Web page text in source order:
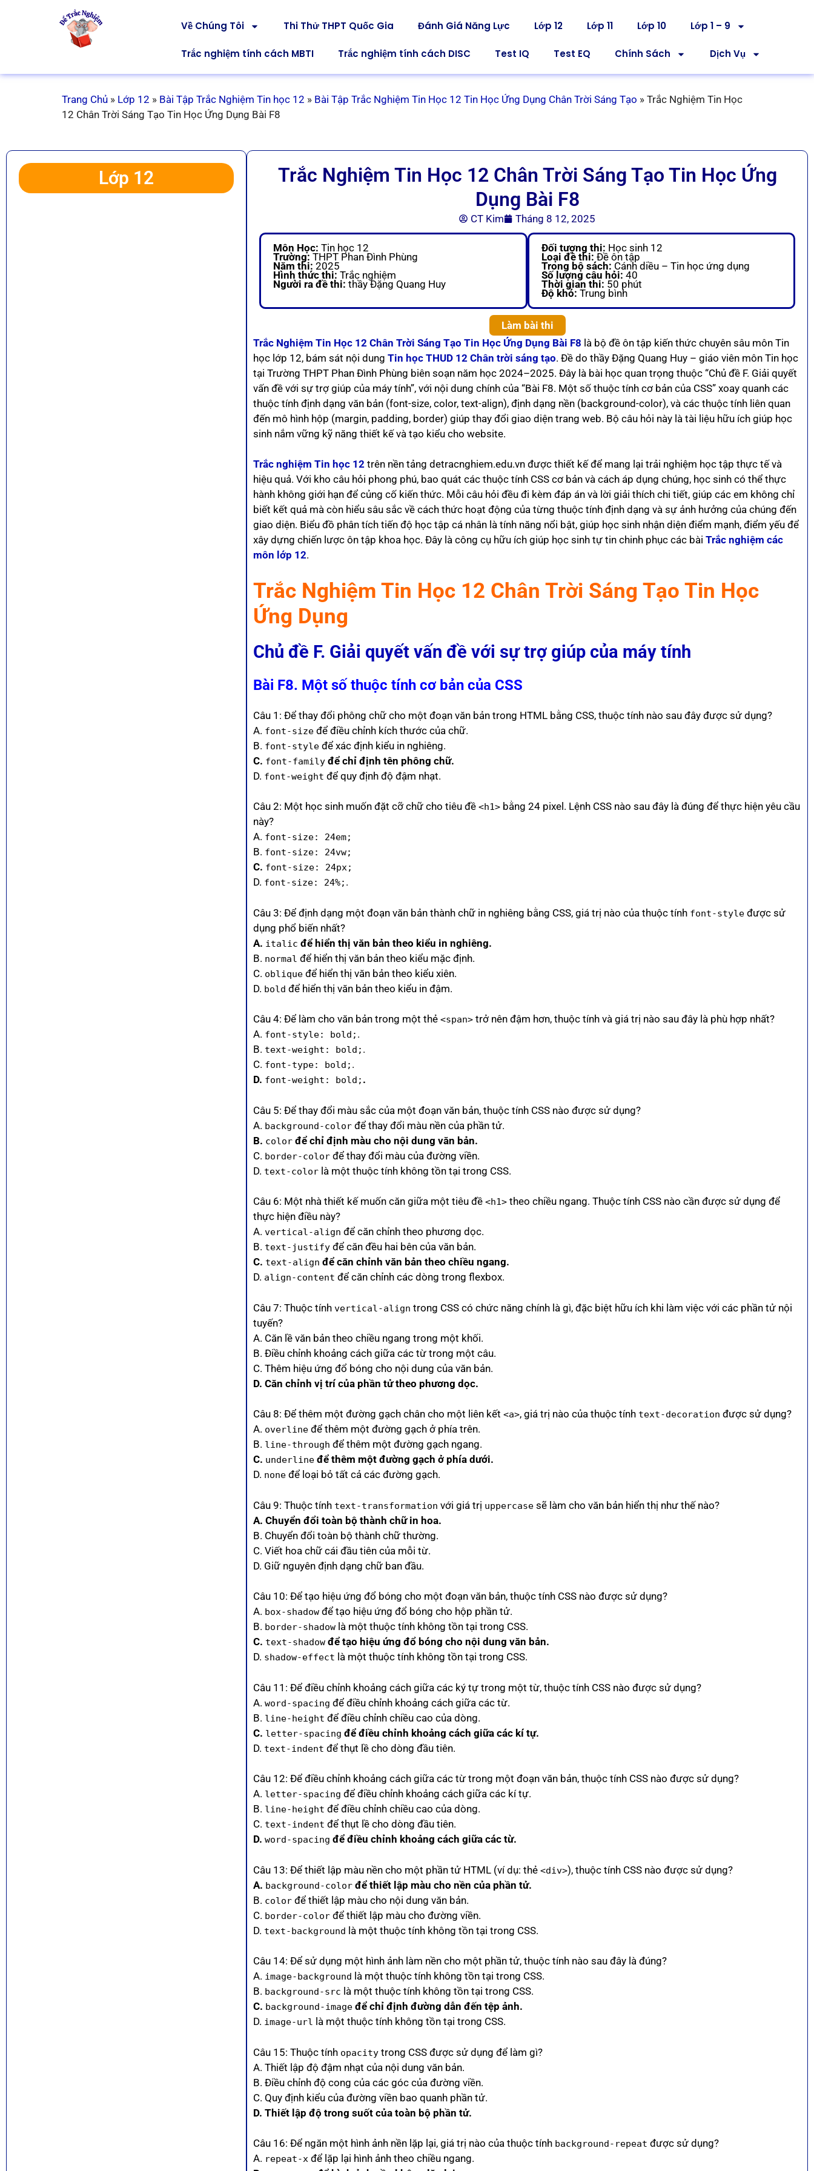
Về Chúng Tôi Thi Thử THPT Quốc Gia Đánh Giá Năng Lực Lớp 12 Lớp 11 Lớp 10 Lớp 1 – 9
Trắc nghiệm tính cách MBTI Trắc nghiệm tính cách DISC Test IQ Test EQ Chính Sách Dịch Vụ
Trang Chủ » Lớp 12 » Bài Tập Trắc Nghiệm Tin học 12 » Bài Tập Trắc Nghiệm Tin Học 12 Tin Học Ứng Dụng Chân Trời Sáng Tạo » Trắc Nghiệm Tin Học
12 Chân Trời Sáng Tạo Tin Học Ứng Dụng Bài F8
Lớp 12
Trắc Nghiệm Tin Học 12 Chân Trời Sáng Tạo Tin Học Ứng
Dụng Bài F8
CT Kim Tháng 8 12, 2025
Môn Học:Tin học 12
Trường: THPT Phan Đình Phùng
Năm thi:2025
Hình thức thi:Trắc nghiệm
Người ra đề thi:thầy Đặng Quang Huy
Đối tượng thi: Học sinh 12
Loại đề thi: Đề ôn tập
Trong bộ sách: Cánh diều – Tin học ứng dụng
Số lượng câu hỏi: 40
Thời gian thi: 50 phút
Độ khó: Trung bình
Làm bài thi
Trắc Nghiệm Tin Học 12 Chân Trời Sáng Tạo Tin Học Ứng Dụng Bài F8 là bộ đề ôn tập kiến thức chuyên sâu môn Tin
học lớp 12, bám sát nội dung Tin học THUD 12 Chân trời sáng tạo. Đề do thầy Đặng Quang Huy – giáo viên môn Tin học
tại Trường THPT Phan Đình Phùng biên soạn năm học 2024–2025. Đây là bài học quan trọng thuộc “Chủ đề F. Giải quyết
vấn đề với sự trợ giúp của máy tính”, với nội dung chính của “Bài F8. Một số thuộc tính cơ bản của CSS” xoay quanh các
thuộc tính định dạng văn bản (font-size, color, text-align), định dạng nền (background-color), và các thuộc tính liên quan
đến mô hình hộp (margin, padding, border) giúp thay đổi giao diện trang web. Bộ câu hỏi này là tài liệu hữu ích giúp học
sinh nắm vững kỹ năng thiết kế và tạo kiểu cho website.
Trắc nghiệm Tin học 12 trên nền tảng detracnghiem.edu.vn được thiết kế để mang lại trải nghiệm học tập thực tế và
hiệu quả. Với kho câu hỏi phong phú, bao quát các thuộc tính CSS cơ bản và cách áp dụng chúng, học sinh có thể thực
hành không giới hạn để củng cố kiến thức. Mỗi câu hỏi đều đi kèm đáp án và lời giải thích chi tiết, giúp các em không chỉ
biết kết quả mà còn hiểu sâu sắc về cách thức hoạt động của từng thuộc tính định dạng và sự ảnh hưởng của chúng đến
giao diện. Biểu đồ phân tích tiến độ học tập cá nhân là tính năng nổi bật, giúp học sinh nhận diện điểm mạnh, điểm yếu để
xây dựng chiến lược ôn tập khoa học. Đây là công cụ hữu ích giúp học sinh tự tin chinh phục các bàiTrắc nghiệm các
môn lớp 12.
Trắc Nghiệm Tin Học 12 Chân Trời Sáng Tạo Tin Học
Ứng Dụng
Chủ đề F. Giải quyết vấn đề với sự trợ giúp của máy tính
Bài F8. Một số thuộc tính cơ bản của CSS
Câu 1: Để thay đổi phông chữ cho một đoạn văn bản trong HTML bằng CSS, thuộc tính nào sau đây được sử dụng?
A. font-size để điều chỉnh kích thước của chữ.
B. font-style để xác định kiểu in nghiêng.
C. font-family để chỉ định tên phông chữ.
D. font-weight để quy định độ đậm nhạt.
Câu 2: Một học sinh muốn đặt cỡ chữ cho tiêu đề<h1> bằng 24 pixel. Lệnh CSS nào sau đây là đúng để thực hiện yêu cầu
này?
A. font-size: 24em;
B. font-size: 24vw;
C. font-size: 24px;
D. font-size: 24%; .
Câu 3: Để định dạng một đoạn văn bản thành chữ in nghiêng bằng CSS, giá trị nào của thuộc tính font-style được sử
dụng phổ biến nhất?
A. italic để hiển thị văn bản theo kiểu in nghiêng.
B. normal để hiển thị văn bản theo kiểu mặc định.
C. oblique để hiển thị văn bản theo kiểu xiên.
D. bold để hiển thị văn bản theo kiểu in đậm.
Câu 4: Để làm cho văn bản trong một thẻ<span> trở nên đậm hơn, thuộc tính và giá trị nào sau đây là phù hợp nhất?
A. font-style: bold; .
B. text-weight: bold; .
C. font-type: bold; .
D. font-weight: bold; .
Câu 5: Để thay đổi màu sắc của một đoạn văn bản, thuộc tính CSS nào được sử dụng?
A. background-color để thay đổi màu nền của phần tử.
B. color để chỉ định màu cho nội dung văn bản.
C. border-color để thay đổi màu của đường viền.
D. text-color là một thuộc tính không tồn tại trong CSS.
Câu 6: Một nhà thiết kế muốn căn giữa một tiêu đề<h1> theo chiều ngang. Thuộc tính CSS nào cần được sử dụng để
thực hiện điều này?
A.vertical-align để căn chỉnh theo phương dọc.
B. text-justify để căn đều hai bên của văn bản.
C. text-align để căn chỉnh văn bản theo chiều ngang.
D. align-content để căn chỉnh các dòng trong flexbox.
Câu 7: Thuộc tínhvertical-align trong CSS có chức năng chính là gì, đặc biệt hữu ích khi làm việc với các phần tử nội
tuyến?
A. Căn lề văn bản theo chiều ngang trong một khối.
B. Điều chỉnh khoảng cách giữa các từ trong một câu.
C. Thêm hiệu ứng đổ bóng cho nội dung của văn bản.
D. Căn chỉnh vị trí của phần tử theo phương dọc.
Câu 8: Để thêm một đường gạch chân cho một liên kết<a>, giá trị nào của thuộc tính text-decoration được sử dụng?
A. overline để thêm một đường gạch ở phía trên.
B. line-through để thêm một đường gạch ngang.
C. underline để thêm một đường gạch ở phía dưới.
D. none để loại bỏ tất cả các đường gạch.
Câu 9: Thuộc tính text-transformation với giá trị uppercase sẽ làm cho văn bản hiển thị như thế nào?
A. Chuyển đổi toàn bộ thành chữ in hoa.
B. Chuyển đổi toàn bộ thành chữ thường.
C. Viết hoa chữ cái đầu tiên của mỗi từ.
D. Giữ nguyên định dạng chữ ban đầu.
Câu 10: Để tạo hiệu ứng đổ bóng cho một đoạn văn bản, thuộc tính CSS nào được sử dụng?
A. box-shadow để tạo hiệu ứng đổ bóng cho hộp phần tử.
B. border-shadow là một thuộc tính không tồn tại trong CSS.
C. text-shadow để tạo hiệu ứng đổ bóng cho nội dung văn bản.
D. shadow-effect là một thuộc tính không tồn tại trong CSS.
Câu 11: Để điều chỉnh khoảng cách giữa các ký tự trong một từ, thuộc tính CSS nào được sử dụng?
A.word-spacing để điều chỉnh khoảng cách giữa các từ.
B. line-height để điều chỉnh chiều cao của dòng.
C. letter-spacing để điều chỉnh khoảng cách giữa các kí tự.
D. text-indent để thụt lề cho dòng đầu tiên.
Câu 12: Để điều chỉnh khoảng cách giữa các từ trong một đoạn văn bản, thuộc tính CSS nào được sử dụng?
A. letter-spacing để điều chỉnh khoảng cách giữa các kí tự.
B. line-height để điều chỉnh chiều cao của dòng.
C. text-indent để thụt lề cho dòng đầu tiên.
D.word-spacing để điều chỉnh khoảng cách giữa các từ.
Câu 13: Để thiết lập màu nền cho một phần tử HTML (ví dụ: thẻ<div>), thuộc tính CSS nào được sử dụng?
A. background-color để thiết lập màu cho nền của phần tử.
B. color để thiết lập màu cho nội dung văn bản.
C. border-color để thiết lập màu cho đường viền.
D. text-background là một thuộc tính không tồn tại trong CSS.
Câu 14: Để sử dụng một hình ảnh làm nền cho một phần tử, thuộc tính nào sau đây là đúng?
A. image-background là một thuộc tính không tồn tại trong CSS.
B. background-src là một thuộc tính không tồn tại trong CSS.
C. background-image để chỉ định đường dẫn đến tệp ảnh.
D. image-url là một thuộc tính không tồn tại trong CSS.
Câu 15: Thuộc tính opacity trong CSS được sử dụng để làm gì?
A. Thiết lập độ đậm nhạt của nội dung văn bản.
B. Điều chỉnh độ cong của các góc của đường viền.
C. Quy định kiểu của đường viền bao quanh phần tử.
D. Thiết lập độ trong suốt của toàn bộ phần tử.
Câu 16: Để ngăn một hình ảnh nền lặp lại, giá trị nào của thuộc tính background-repeat được sử dụng?
A. repeat-x để lặp lại hình ảnh theo chiều ngang.